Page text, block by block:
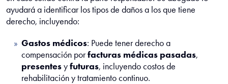
ayudará a identificar los tipos de daños a los que tiene
derecho, incluyendo:
Gastos médicos: Puede tener derecho a
compensación porfacturas médicas pasadas,
presentesyfuturas, incluyendo costos de
rehabilitación y tratamiento continuo.